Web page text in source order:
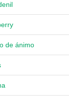
de ánimo